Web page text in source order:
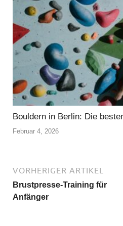
Bouldern in Berlin: Die
Februar 4, 2026
VORHERIGER ARTIKEL
Brustpresse-Training für
Anfänger